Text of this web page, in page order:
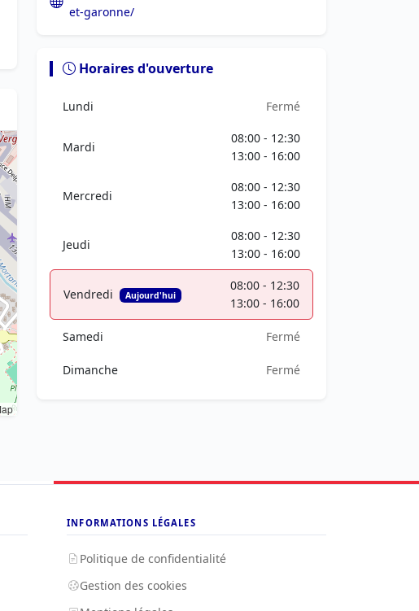
et-garonne/
Horaires d'ouverture
Lundi Fermé
Mardi
08:00 - 12:30
13:00 - 16:00
Mercredi
08:00 - 12:30
13:00 - 16:00
Jeudi
08:00 - 12:30
13:00 - 16:00
Vendredi Aujourd'hui
08:00 - 12:30
13:00 - 16:00
Samedi Fermé
Dimanche Fermé
INFORMATIONS LÉGALES
Politique de confidentialité
Gestion des cookies